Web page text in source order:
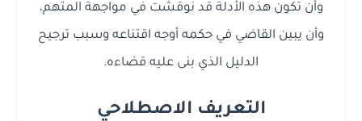
وأن تكون هذه الأدلة قد نوقشت في مواجهة المتهم،
وأن يبين القاضي في حكمه أوجه اقتناعه وسبب ترجيح
الدليل الذي بنى عليه قضاءه.
التعريف الاصطلاحي